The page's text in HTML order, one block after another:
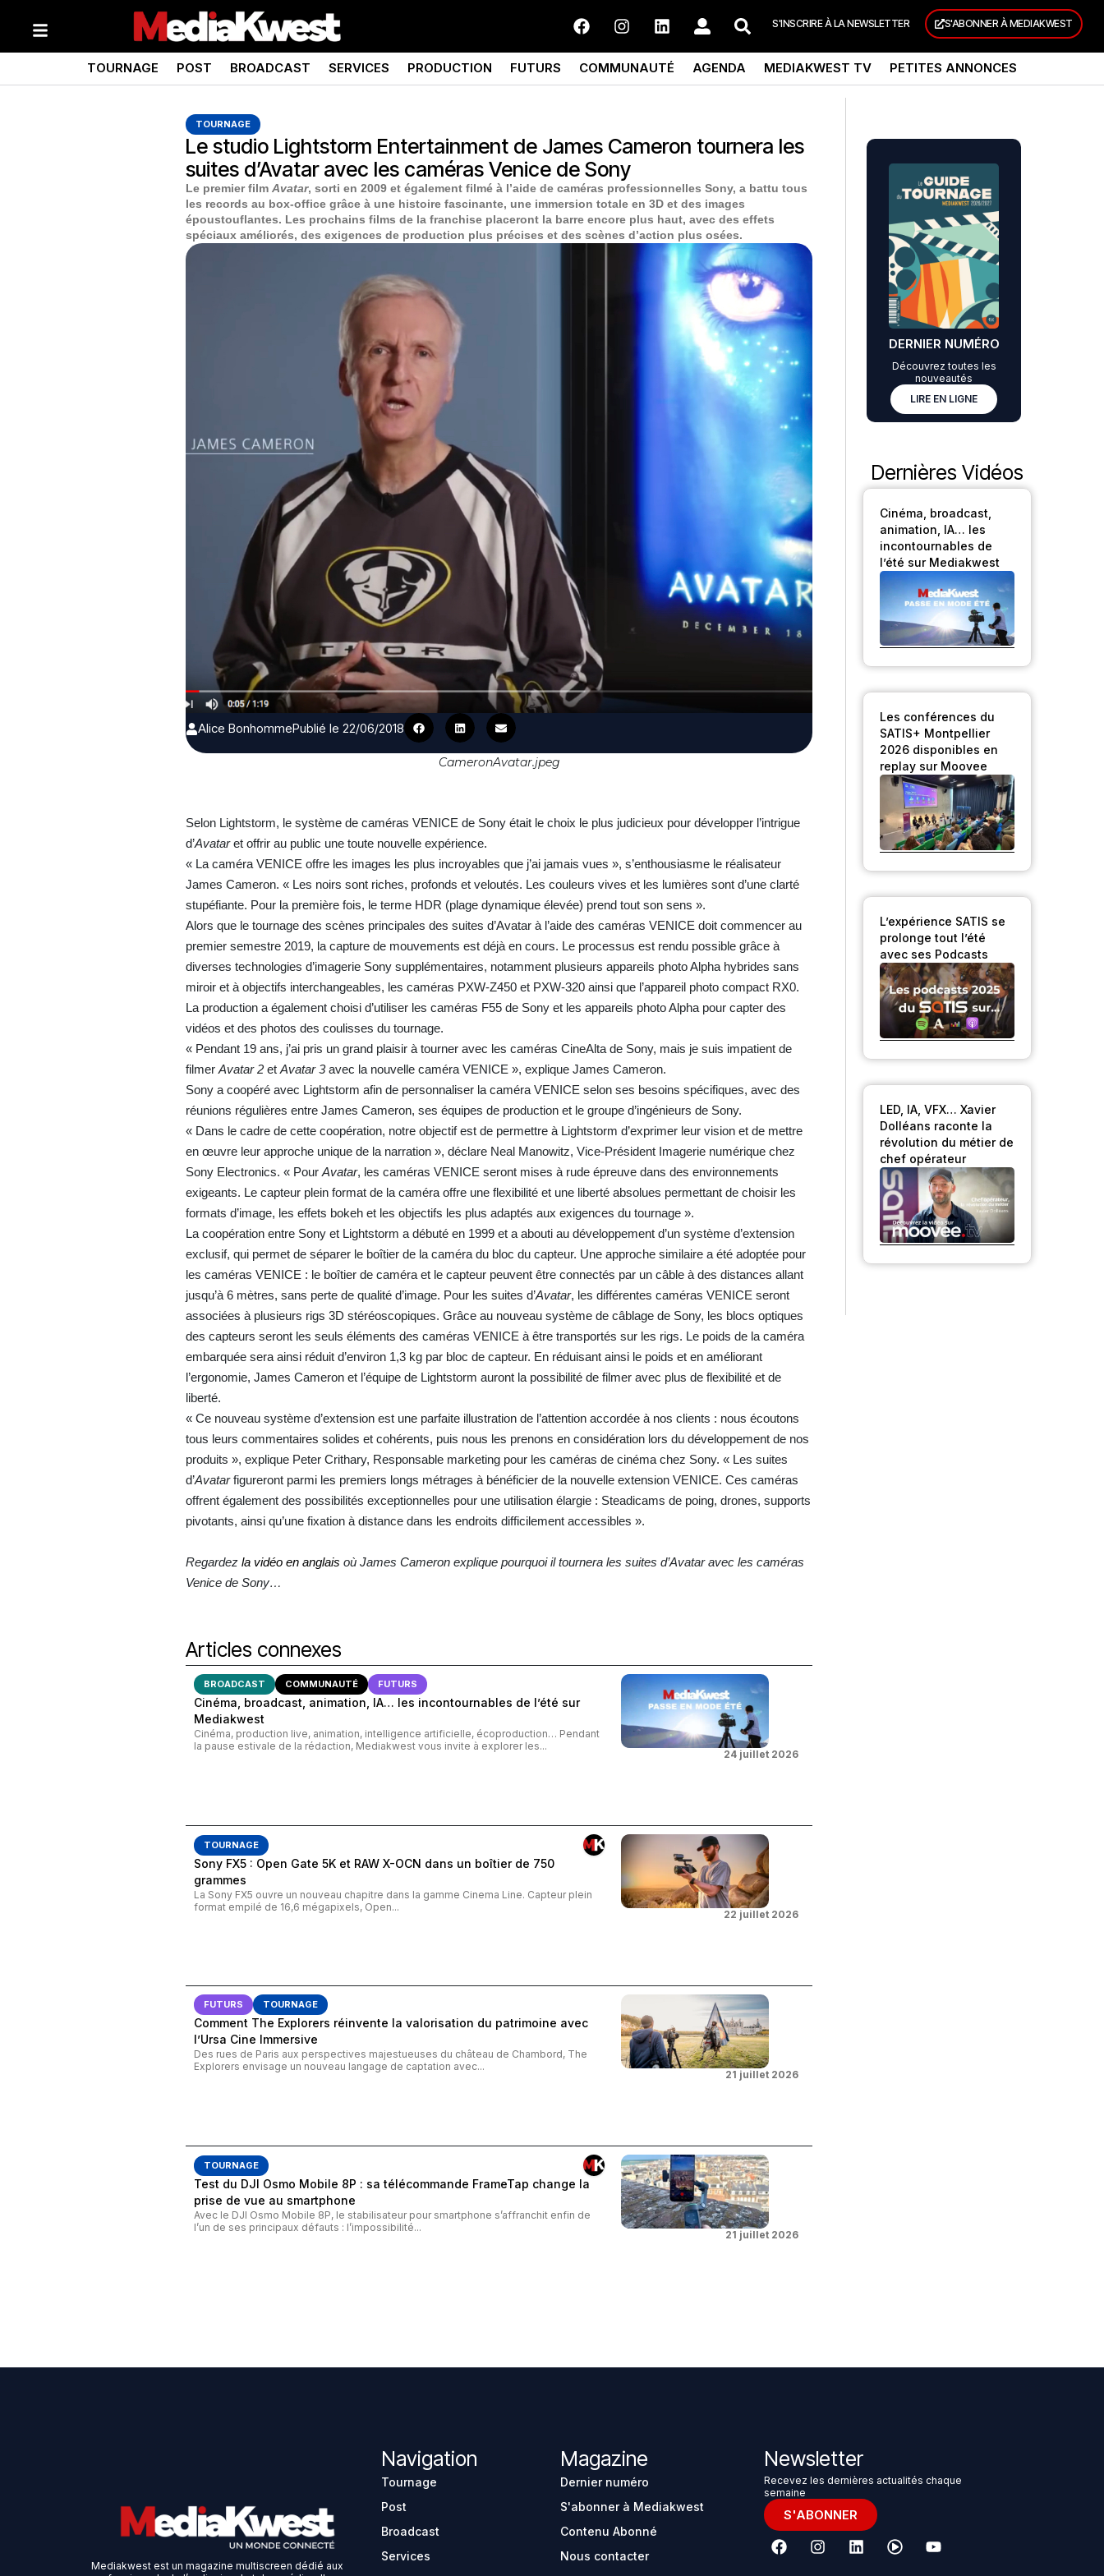
S'INSCRIRE À LA NEWSLETTER S'ABONNER À MEDIAKWEST
TOURNAGE POST BROADCAST SERVICES PRODUCTION FUTURS COMMUNAUTÉ AGENDA MEDIAKWEST TV PETITES ANNONCES
TOURNAGE
Le studio Lightstorm Entertainment de James Cameron tournera les
suites d’Avatar avec les caméras Venice de Sony
Le premier filmAvatar, sorti en 2009 et également filmé à l’aide de caméras professionnelles Sony, a battu tous
les records au box-office grâce à une histoire fascinante, une immersion totale en 3D et des images
époustouflantes. Les prochains films de la franchise placeront la barre encore plus haut, avec des effets
spéciaux améliorés, des exigences de production plus précises et des scènes d’action plus osées.
Alice BonhommePublié le 22/06/2018
CameronAvatar.jpeg
Selon Lightstorm, le système de caméras VENICE de Sony était le choix le plus judicieux pour développer l’intrigue
d’Avataret offrir au public une toute nouvelle expérience.
« La caméra VENICE offre les images les plus incroyables que j’ai jamais vues », s’enthousiasme le réalisateur
James Cameron. « Les noirs sont riches, profonds et veloutés. Les couleurs vives et les lumières sont d’une clarté
stupéfiante. Pour la première fois, le terme HDR (plage dynamique élevée) prend tout son sens ».
Alors que le tournage des scènes principales des suites d’Avatar à l’aide des caméras VENICE doit commencer au
premier semestre 2019, la capture de mouvements est déjà en cours. Le processus est rendu possible grâce à
diverses technologies d’imagerie Sony supplémentaires, notamment plusieurs appareils photo Alpha hybrides sans
miroir et à objectifs interchangeables, les caméras PXW-Z450 et PXW-320 ainsi que l’appareil photo compact RX0.
La production a également choisi d’utiliser les caméras F55 de Sony et les appareils photo Alpha pour capter des
vidéos et des photos des coulisses du tournage.
« Pendant 19 ans, j’ai pris un grand plaisir à tourner avec les caméras CineAlta de Sony, mais je suis impatient de
filmerAvatar 2 etAvatar 3avec la nouvelle caméra VENICE », explique James Cameron.
Sony a coopéré avec Lightstorm afin de personnaliser la caméra VENICE selon ses besoins spécifiques, avec des
réunions régulières entre James Cameron, ses équipes de production et le groupe d’ingénieurs de Sony.
« Dans le cadre de cette coopération, notre objectif est de permettre à Lightstorm d’exprimer leur vision et de mettre
en œuvre leur approche unique de la narration », déclare Neal Manowitz, Vice-Président Imagerie numérique chez
Sony Electronics. « PourAvatar, les caméras VENICE seront mises à rude épreuve dans des environnements
exigeants. Le capteur plein format de la caméra offre une flexibilité et une liberté absolues permettant de choisir les
formats d’image, les effets bokeh et les objectifs les plus adaptés aux exigences du tournage ».
La coopération entre Sony et Lightstorm a débuté en 1999 et a abouti au développement d’un système d’extension
exclusif, qui permet de séparer le boîtier de la caméra du bloc du capteur. Une approche similaire a été adoptée pour
les caméras VENICE : le boîtier de caméra et le capteur peuvent être connectés par un câble à des distances allant
jusqu’à 6 mètres, sans perte de qualité d’image. Pour les suites d’Avatar, les différentes caméras VENICE seront
associées à plusieurs rigs 3D stéréoscopiques. Grâce au nouveau système de câblage de Sony, les blocs optiques
des capteurs seront les seuls éléments des caméras VENICE à être transportés sur les rigs. Le poids de la caméra
embarquée sera ainsi réduit d’environ 1,3 kg par bloc de capteur. En réduisant ainsi le poids et en améliorant
l’ergonomie, James Cameron et l’équipe de Lightstorm auront la possibilité de filmer avec plus de flexibilité et de
liberté.
« Ce nouveau système d’extension est une parfaite illustration de l’attention accordée à nos clients : nous écoutons
tous leurs commentaires solides et cohérents, puis nous les prenons en considération lors du développement de nos
produits », explique Peter Crithary, Responsable marketing pour les caméras de cinéma chez Sony. « Les suites
d’Avatarfigureront parmi les premiers longs métrages à bénéficier de la nouvelle extension VENICE. Ces caméras
offrent également des possibilités exceptionnelles pour une utilisation élargie : Steadicams de poing, drones, supports
pivotants, ainsi qu’une fixation à distance dans les endroits difficilement accessibles ».
Regardezla vidéo en anglais où James Cameron explique pourquoi il tournera les suites d’Avatar avec les caméras
Venice de Sony…
Articles connexes
BROADCAST COMMUNAUTÉ FUTURS
Cinéma, broadcast, animation, IA… les incontournables de l’été sur
Mediakwest
Cinéma, production live, animation, intelligence artificielle, écoproduction… Pendant
la pause estivale de la rédaction, Mediakwest vous invite à explorer les...
24 juillet 2026
TOURNAGE
Sony FX5 : Open Gate 5K et RAW X-OCN dans un boîtier de 750
grammes
La Sony FX5 ouvre un nouveau chapitre dans la gamme Cinema Line. Capteur plein
format empilé de 16,6 mégapixels, Open...
22 juillet 2026
FUTURS TOURNAGE
Comment The Explorers réinvente la valorisation du patrimoine avec
l’Ursa Cine Immersive
Des rues de Paris aux perspectives majestueuses du château de Chambord, The
Explorers envisage un nouveau langage de captation avec...
21 juillet 2026
TOURNAGE
Test du DJI Osmo Mobile 8P : sa télécommande FrameTap change la
prise de vue au smartphone
Avec le DJI Osmo Mobile 8P, le stabilisateur pour smartphone s’affranchit enfin de
l’un de ses principaux défauts : l’impossibilité...
21 juillet 2026
DERNIER NUMÉRO
Découvrez toutes les
nouveautés
LIRE EN LIGNE
Dernières Vidéos
Cinéma, broadcast,
animation, IA… les
incontournables de
l’été sur Mediakwest
Les conférences du
SATIS+ Montpellier
2026 disponibles en
replay sur Moovee
L’expérience SATIS se
prolonge tout l’été
avec ses Podcasts
LED, IA, VFX… Xavier
Dolléans raconte la
révolution du métier de
chef opérateur
Mediakwest est un magazine multiscreen dédié aux
Navigation
Tournage
Post
Broadcast
Services
Magazine
Dernier numéro
S'abonner à Mediakwest
Contenu Abonné
Nous contacter
Newsletter
Recevez les dernières actualités chaque
semaine
S'ABONNER